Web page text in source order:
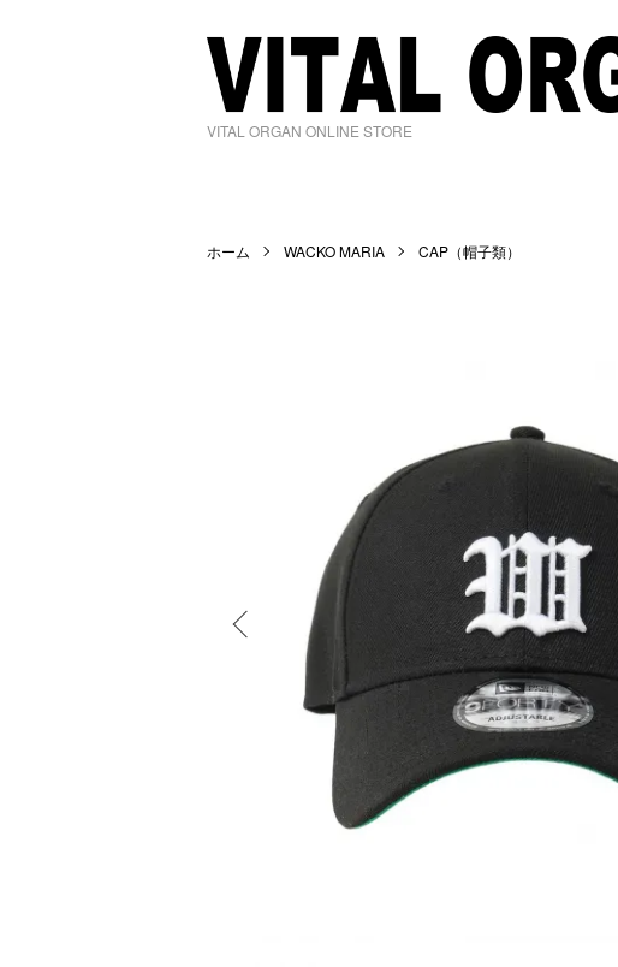
VITAL ORGAN ONLINE STORE
ホーム WACKO MARIA CAP（帽子類）